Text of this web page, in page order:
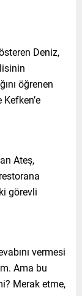
Deniz,
öğrenen
Ateş,
görevli
vermesi
Ama bu
Merak etme,